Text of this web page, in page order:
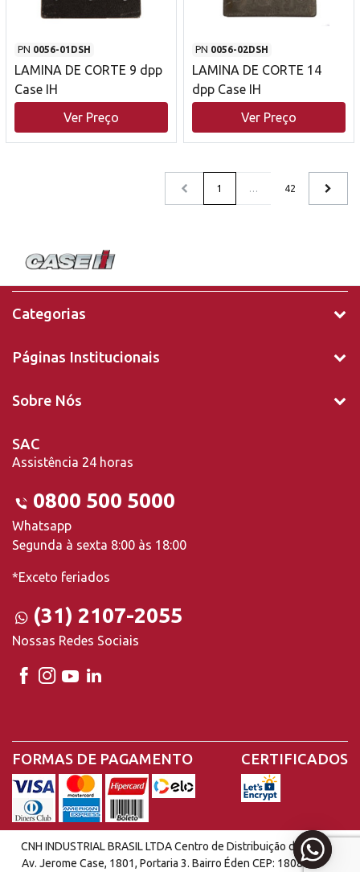
PN 0056-01DSH
LAMINA DE CORTE 9 dpp
Case IH
Ver Preço
PN 0056-02DSH
LAMINA DE CORTE 14
dpp Case IH
Ver Preço
1 … 42
Categorias
Páginas Institucionais
Sobre Nós
SAC
Assistência 24 horas
0800 500 5000
Whatsapp
Segunda à sexta 8:00 às 18:00
*Exceto feriados
(31) 2107-2055
Nossas Redes Sociais
FORMAS DE PAGAMENTO CERTIFICADOS
CNH INDUSTRIAL BRASIL LTDA Centro de Distribuição de Peças |
Av. Jerome Case, 1801, Portaria 3. Bairro Éden CEP: 18087-220 -